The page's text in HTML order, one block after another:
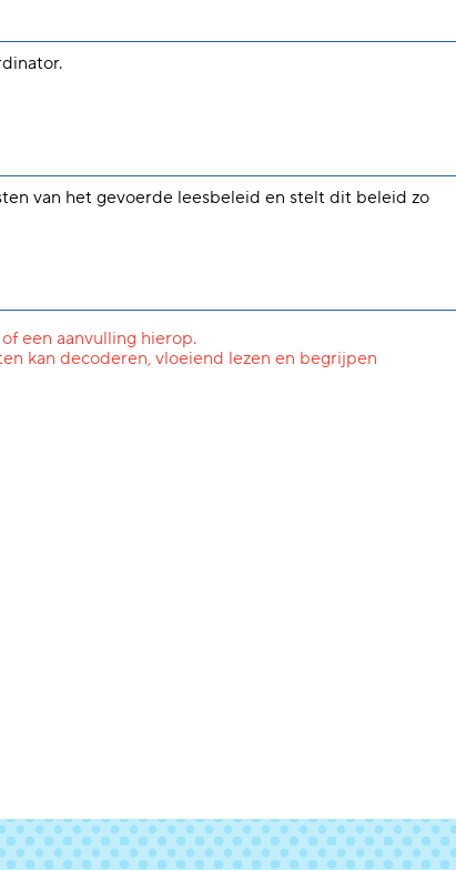
van het gevoerde leesbeleid en stelt dit beleid zo
een aanvulling hierop.
kan decoderen, vloeiend lezen en begrijpen